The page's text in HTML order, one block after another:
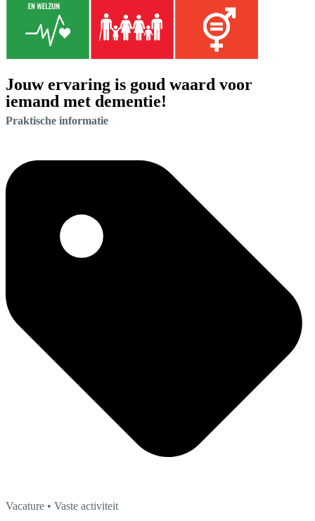
Jouw ervaring is goud waard voor
iemand met dementie!
Praktische informatie
Vacature • Vaste activiteit